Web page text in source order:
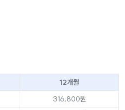
12개월
316,800원